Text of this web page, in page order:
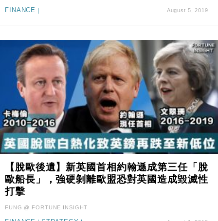
FINANCE | August 5, 2019
【脫歐後遺】新英國首相約翰遜成第三任「脫
歐船長」，強硬剝離歐盟恐對英國造成毀滅性
打擊
FUNG @ FORTUNE INSIGHT